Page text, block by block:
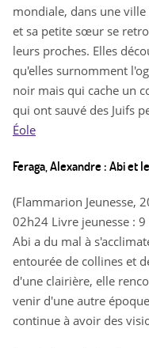
mondiale, dans une
et sa petite sœur se
leurs proches. Elles
qu'elles surnomment
noir mais qui cache un
qui ont sauvé des Juifs
Éole
Feraga, Alexandre : Abi et
(Flammarion Jeunesse,
02h24 Livre jeunesse :
Abi a du mal à
entourée de collines et
d'une clairière, elle
venir d'une autre
continue à avoir des